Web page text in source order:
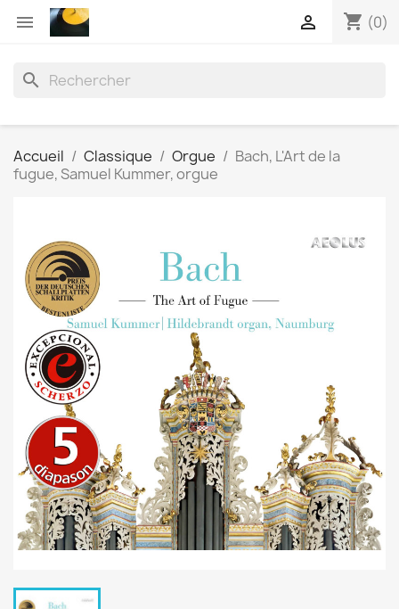
 shopping_cart (0)

search
Accueil Classique Orgue
Bach, L'Art de la
fugue, Samuel Kummer, orgue